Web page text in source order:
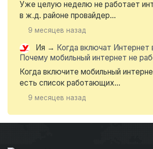
Уже целую неделю не работает
в ж.д. районе провайдер...
9 месяцев назад
Ия → Когда включат Интернет
Почему мобильный интернет не
Когда включите мобильный
есть список работающих...
9 месяцев назад